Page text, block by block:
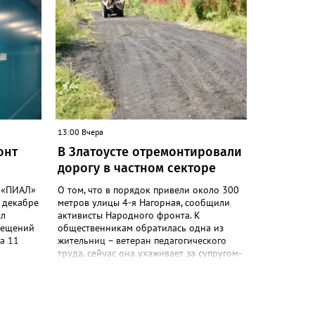
А
на
По
«ПИАЛ»
11
в
не
13:00 Вчера
В Златоусте отремонтировали
дорогу в частном секторе
О том, что в порядок привели около 300
метров улицы 4-я Нагорная, сообщили
активисты Народного фронта. К
общественникам обратилась одна из
жительниц – ветеран педагогического
труда, сейчас она ухаживает за супругом-